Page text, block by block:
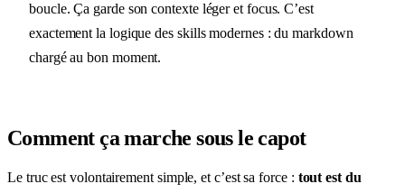
boucle. Ça garde son contexte léger et focus. C’est
exactement la logique des skills modernes : du markdown
chargé au bon moment.
Comment ça marche sous le capot
Le truc est volontairement simple, et c’est sa force : tout est du